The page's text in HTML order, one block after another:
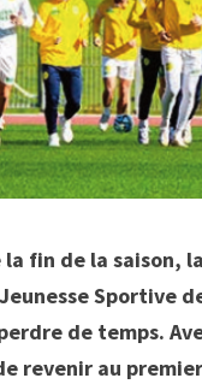
la fin de la saison, la
Sportive
de temps.
revenir au